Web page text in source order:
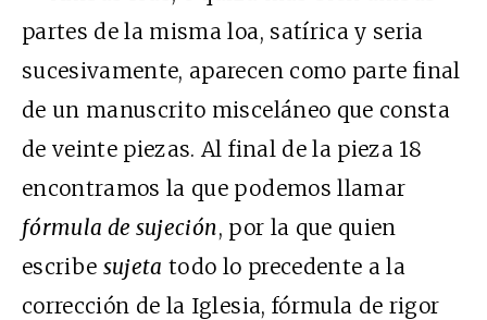
partes de la misma loa, satírica y seria
sucesivamente, aparecen como parte final
de un manuscrito misceláneo que consta
de veinte piezas. Al final de la pieza 18
encontramos la que podemos llamar
fórmula de sujeción, por la que quien
escribe sujeta todo lo precedente a la
corrección de la Iglesia, fórmula de rigor